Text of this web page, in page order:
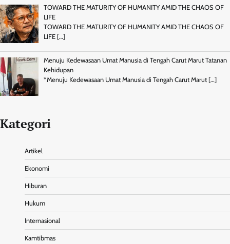
TOWARD THE MATURITY OF HUMANITY AMID THE CHAOS OF
LIFE
TOWARD THE MATURITY OF HUMANITY AMID THE CHAOS OF
LIFE […]
Menuju Kedewasaan Umat Manusia di Tengah Carut Marut Tatanan
Kehidupan
*Menuju Kedewasaan Umat Manusia di Tengah Carut Marut […]
Kategori
Artikel
Ekonomi
Hiburan
Hukum
Internasional
Kamtibmas